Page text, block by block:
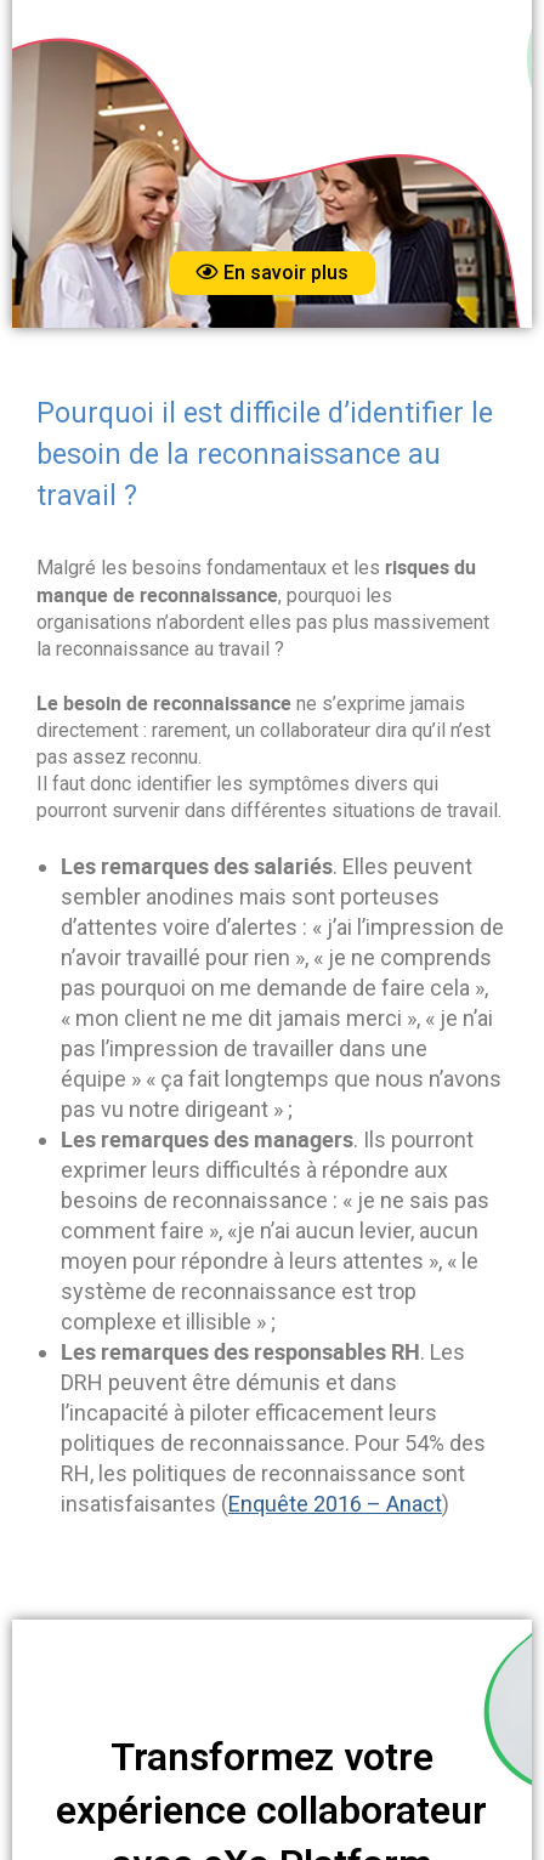
En savoir plus
Pourquoi il est difficile d’identifier le
besoin de la reconnaissance au
travail ?
Malgré les besoins fondamentaux et les risquesdu
manque de reconnaissance, pourquoi les
organisations n’abordent elles pas plus massivement
la reconnaissance au travail ?
Le besoin de reconnaissance ne s’exprime jamais
directement : rarement, un collaborateur dira qu’il n’est
pas assez reconnu.
Il faut donc identifier les symptômes divers qui
pourront survenir dans différentes situations de travail.
Les remarquesdessalariés. Elles peuvent
sembler anodines mais sont porteuses
d’attentes voire d’alertes : « j’ai l’impression de
n’avoir travaillé pour rien », « je ne comprends
pas pourquoi on me demande de faire cela »,
« mon client ne me dit jamais merci », « je n’ai
pas l’impression de travailler dans une
équipe » « ça fait longtemps que nous n’avons
pas vu notre dirigeant » ;
Les remarques des managers. Ils pourront
exprimer leurs difficultés à répondre aux
besoins de reconnaissance : « je ne sais pas
comment faire », «je n’ai aucun levier, aucun
moyen pour répondre à leurs attentes », « le
système de reconnaissance est trop
complexe et illisible » ;
Les remarques des responsables RH. Les
DRH peuvent être démunis et dans
l’incapacité à piloter efficacement leurs
politiques de reconnaissance. Pour 54% des
RH, les politiques de reconnaissance sont
insatisfaisantes (Enquête 2016 – Anact)
Transformez votre
expérience collaborateur